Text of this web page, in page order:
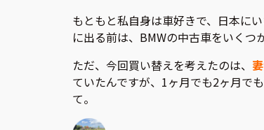
もともと私自身は車好きで、日本に
に出る前は、BMWの中古車をいくつ
ただ、今回買い替えを考えたのは、
ていたんですが、1ヶ月でも2ヶ月で
て。